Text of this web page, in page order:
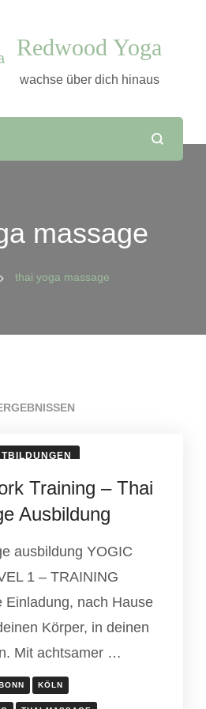
Redwood Yoga
wachse über dich hinaus
massage
thai yoga massage
Training – Thai
Ausbildung
ausbildung YOGIC
1 – TRAINING
Einladung, nach Hause
Körper, in deinen
Mit achtsamer …
KÖLN